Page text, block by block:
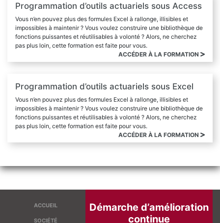
Programmation d’outils actuariels sous Access
Vous n’en pouvez plus des formules Excel à rallonge, illisibles et
impossibles à maintenir ? Vous voulez construire une bibliothèque de
fonctions puissantes et réutilisables à volonté ? Alors, ne cherchez
pas plus loin, cette formation est faite pour vous.
ACCÉDER À LA FORMATION
Programmation d’outils actuariels sous Excel
Vous n’en pouvez plus des formules Excel à rallonge, illisibles et
impossibles à maintenir ? Vous voulez construire une bibliothèque de
fonctions puissantes et réutilisables à volonté ? Alors, ne cherchez
pas plus loin, cette formation est faite pour vous.
ACCÉDER À LA FORMATION
ACCUEIL
SOCIÉTÉ
Démarche d’amélioration
continue